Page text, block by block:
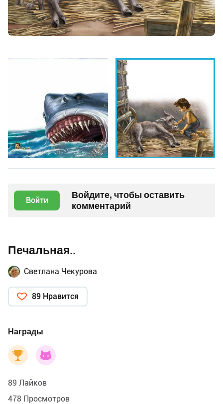
Войти
Войдите, чтобы оставить
комментарий
Печальная..
Светлана Чекурова
89 Нравится
Награды
89 Лайков
478 Просмотров